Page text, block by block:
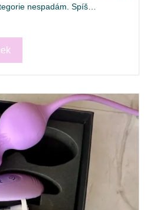
nespadám. Spíš…